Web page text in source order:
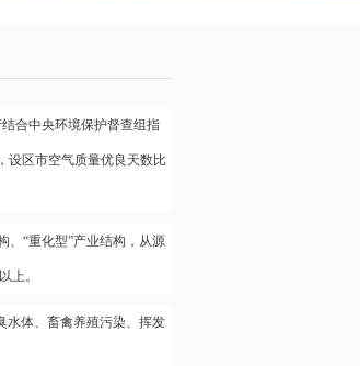
合中央环境保护督查组指
设区市空气质量优良天数比
“重化型”产业结构，从源
上。
体、畜禽养殖污染、挥发